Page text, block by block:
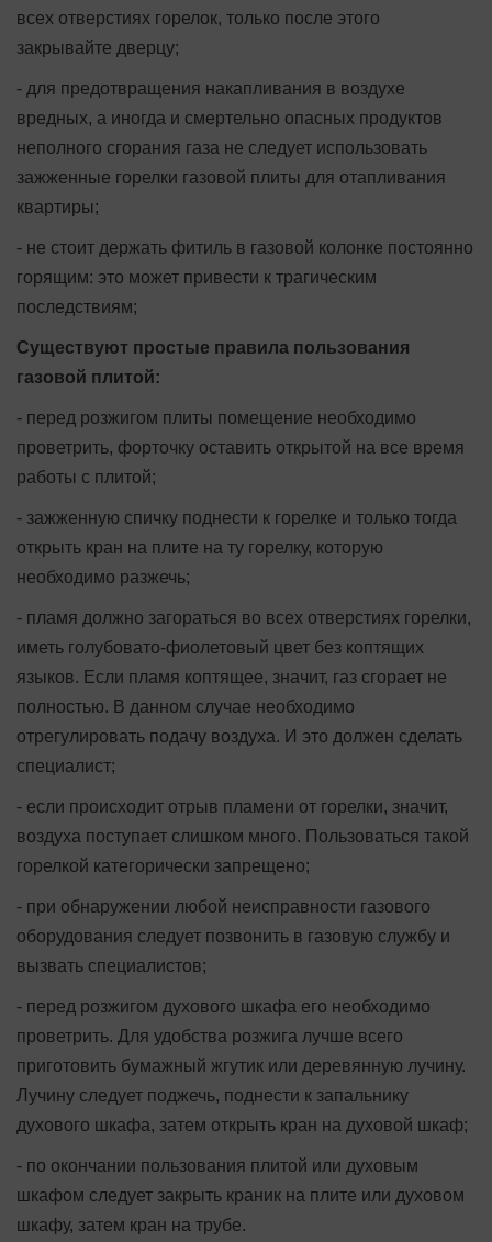
всех отверстиях горелок, только после этого
закрывайте дверцу;
- для предотвращения накапливания в воздухе
вредных, а иногда и смертельно опасных продуктов
неполного сгорания газа не следует использовать
зажженные горелки газовой плиты для отапливания
квартиры;
- не стоит держать фитиль в газовой колонке постоянно
горящим: это может привести к трагическим
последствиям;
Существуют простые правила пользования
газовой плитой:
- перед розжигом плиты помещение необходимо
проветрить, форточку оставить открытой на все время
работы с плитой;
- зажженную спичку поднести к горелке и только тогда
открыть кран на плите на ту горелку, которую
необходимо разжечь;
- пламя должно загораться во всех отверстиях горелки,
иметь голубовато-фиолетовый цвет без коптящих
языков. Если пламя коптящее, значит, газ сгорает не
полностью. В данном случае необходимо
отрегулировать подачу воздуха. И это должен сделать
специалист;
- если происходит отрыв пламени от горелки, значит,
воздуха поступает слишком много. Пользоваться такой
горелкой категорически запрещено;
- при обнаружении любой неисправности газового
оборудования следует позвонить в газовую службу и
вызвать специалистов;
- перед розжигом духового шкафа его необходимо
проветрить. Для удобства розжига лучше всего
приготовить бумажный жгутик или деревянную лучину.
Лучину следует поджечь, поднести к запальнику
духового шкафа, затем открыть кран на духовой шкаф;
- по окончании пользования плитой или духовым
шкафом следует закрыть краник на плите или духовом
шкафу, затем кран на трубе.